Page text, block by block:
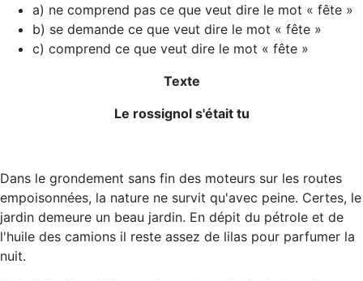
a) ne comprend pas ce que veut dire le mot « fête »
b) se demande ce que veut dire le mot « fête »
c) comprend ce que veut dire le mot « fête »
Texte
Le rossignol s'était tu
Dans le grondement sans fin des moteurs sur les routes
empoisonnées, la nature ne survit qu'avec peine. Certes, le
jardin demeure un beau jardin. En dépit du pétrole et de
l'huile des camions il reste assez de lilas pour parfumer la
nuit.